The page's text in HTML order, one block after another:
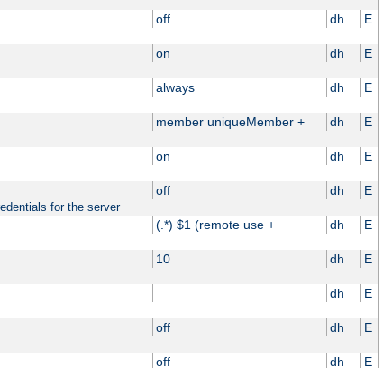
off dh E
on dh E
always dh E
member uniqueMember + dh E
on dh E
off dh E
for the server
(.*) $1 (remote use + dh E
10 dh E
dh E
off dh E
off dh E